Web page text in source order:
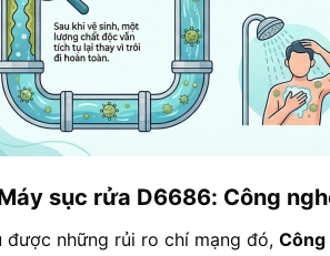
sục rửa D6686: Công
được những rủi ro chí mạng đó, Công